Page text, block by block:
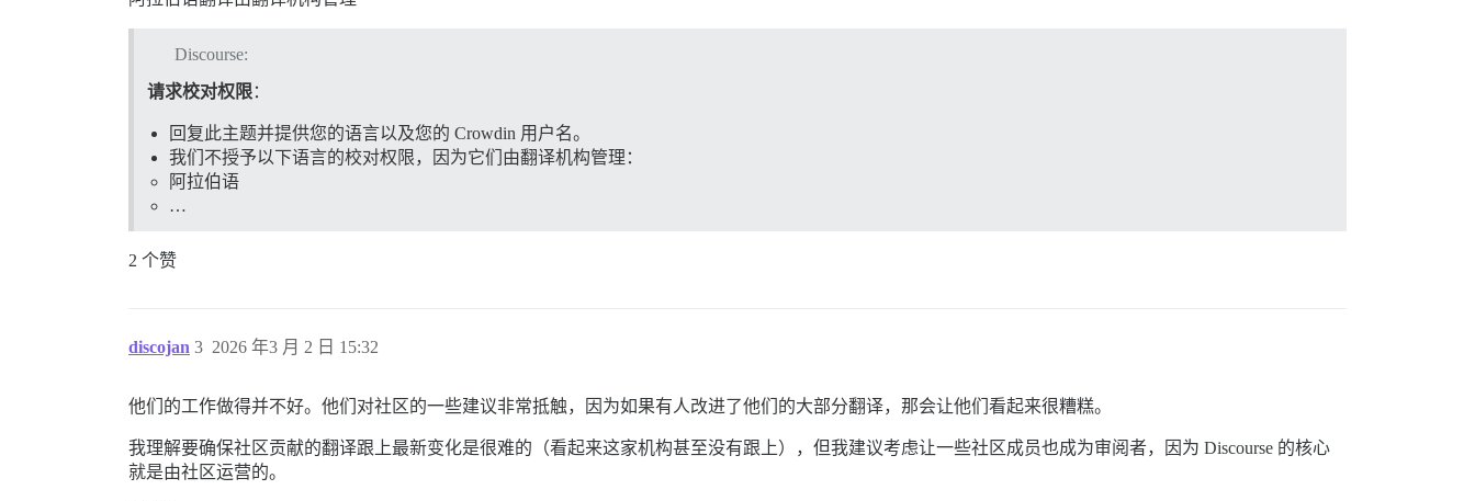
Discourse:
请求校对权限：
回复此主题并提供您的语言以及您的 Crowdin 用户名。
我们不授予以下语言的校对权限，因为它们由翻译机构管理：
阿拉伯语
…
2 个赞
discojan 2026 年3 月 2 日 15:32
3
他们的工作做得并不好。他们对社区的一些建议非常抵触，因为如果有人改进了他们的大部分翻译，那会让他们看起来很糟糕。
我理解要确保社区贡献的翻译跟上最新变化是很难的（看起来这家机构甚至没有跟上），但我建议考虑让一些社区成员也成为审阅者，因为 Discourse 的核心
就是由社区运营的。